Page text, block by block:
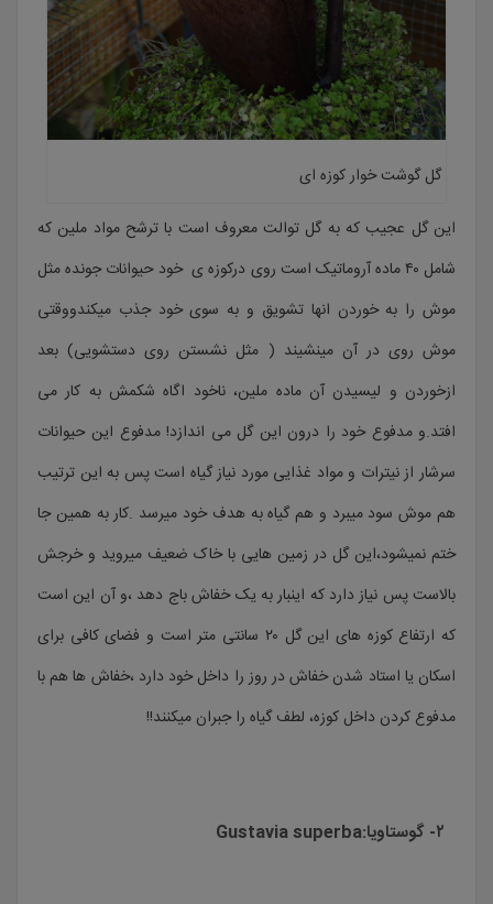
گل گوشت خوار کوزه ای
این گل عجیب که به گل توالت معروف است با ترشح مواد ملین که
شامل ۴۰ ماده آروماتیک است روی درکوزه ی خود حیوانات جونده مثل
موش را به خوردن انها تشویق و به سوی خود جذب میکندووقتی
موش روی در آن مینشیند ( مثل نشستن روی دستشویی) بعد
ازخوردن و لیسیدن آن ماده ملین، ناخود اگاه شکمش به کار می
افتد.و مدفوع خود را درون این گل می اندازد! مدفوع این حیوانات
سرشار از نیترات و مواد غذایی مورد نیاز گیاه است پس به این ترتیب
هم موش سود میبرد و هم گیاه به هدف خود میرسد .کار به همین جا
ختم نمیشود،این گل در زمین هایی با خاک ضعیف میروید و خرجش
بالاست پس نیاز دارد که اینبار به یک خفاش باج دهد ،و آن این است
که ارتفاع کوزه های این گل ۲۰ سانتی متر است و فضای کافی برای
اسکان یا استاد شدن خفاش در روز را داخل خود دارد ،خفاش ها هم با
مدفوع کردن داخل کوزه، لطف گیاه را جبران میکنند!!
۲- گوستاویا:Gustavia superba